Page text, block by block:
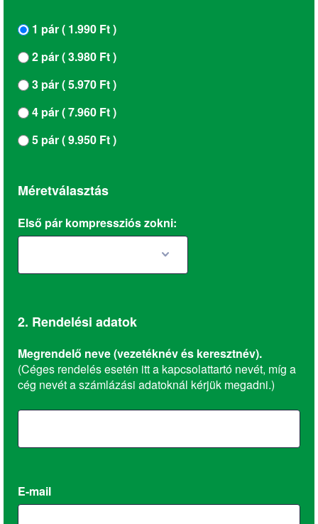
1 pár ( 1.990 Ft )
2 pár ( 3.980 Ft )
3 pár ( 5.970 Ft )
4 pár ( 7.960 Ft )
5 pár ( 9.950 Ft )
Méretválasztás
Első pár kompressziós zokni:
2. Rendelési adatok
Megrendelő neve (vezetéknév és keresztnév).
(Céges rendelés esetén itt a kapcsolattartó nevét, míg a
cég nevét a számlázási adatoknál kérjük megadni.)
E-mail